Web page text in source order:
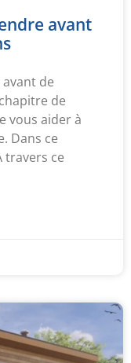
avant
avant de
de
vous aider à
Dans ce
travers ce